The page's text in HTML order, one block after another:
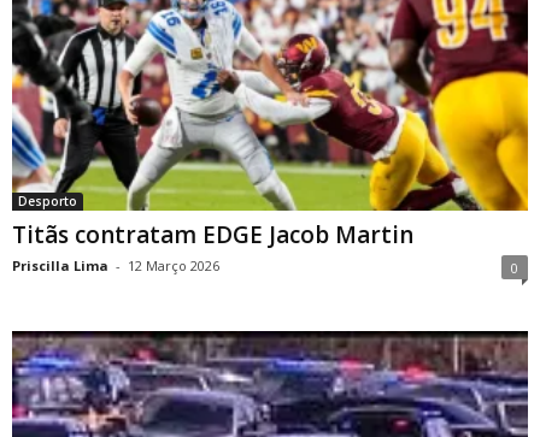
Desporto
Titãs contratam EDGE Jacob Martin
Priscilla Lima - 12 Março 2026 0